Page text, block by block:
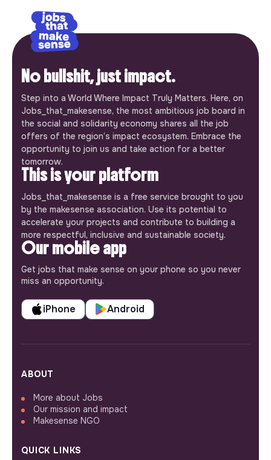
No bullshit, just impact.
Step into a World Where Impact Truly Matters. Here, on
Jobs_that_makesense, the most ambitious job board in
the social and solidarity economy shares all the job
offers of the region’s impact ecosystem. Embrace the
opportunity to join us and take action for a better
tomorrow.
This is your platform
Jobs_that_makesense is a free service brought to you
by the makesense association. Use its potential to
accelerate your projects and contribute to building a
more respectful, inclusive and sustainable society.
Our mobile app
Get jobs that make sense on your phone so you never
miss an opportunity.
iPhone Android
ABOUT
More about Jobs
Our mission and impact
Makesense NGO
QUICK LINKS